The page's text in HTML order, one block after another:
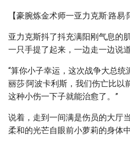
【豪腕炼金术师一亚力克斯·路易·
亚力克斯抖了抖充满阳刚气息的
一只手提了起来，一边走一边说道
“算你小子幸运，这次战争大总
丽莎·阿波卡利斯，我们伤亡比以
这种小伤一下子就能治愈了。”
说着，走到一间满是伤员的大厅
柔和的光芒自眼前小萝莉的身体